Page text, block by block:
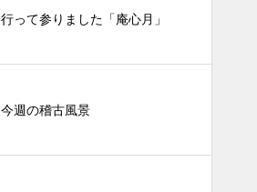
行って参りました「庵心月」
今週の稽古風景